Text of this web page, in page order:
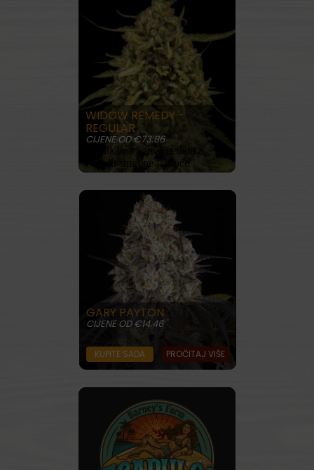
WIDOW REMEDY -
REGULAR
CIJENE OD €73.86
• Unikatna Sativa genetika
• Efekt smirene jasnoće
KUPITE SADA
GARY PAYTON
CIJENE OD €14.46
KUPITE SADA PROČITAJ VIŠE